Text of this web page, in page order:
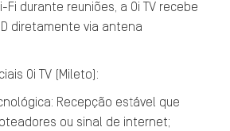
Fi durante reuniões, a Oi TV recebe
diretamente via antena
Oi TV (Mileto):
Recepção estável que
ou sinal de internet;